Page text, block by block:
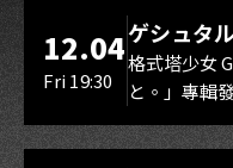
LIVE WAREHOUSE 小庫
12.04
Fri 19:30
ゲシュタ
Gestalt
格式塔少女
と。」專輯